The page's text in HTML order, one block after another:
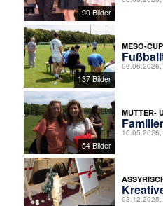
90 Bilder
137 Bilder
MESO-CUP
06.06.2026,
54 Bilder
MUTTER-
03.12.2025,